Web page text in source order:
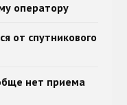
оператору
от спутникового
нет приема